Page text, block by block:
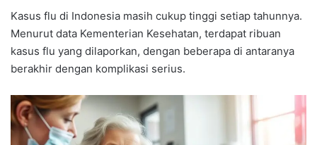
Kasus flu di Indonesia masih cukup tinggi setiap tahunnya.
Menurut data Kementerian Kesehatan, terdapat ribuan
kasus flu yang dilaporkan, dengan beberapa di antaranya
berakhir dengan komplikasi serius.